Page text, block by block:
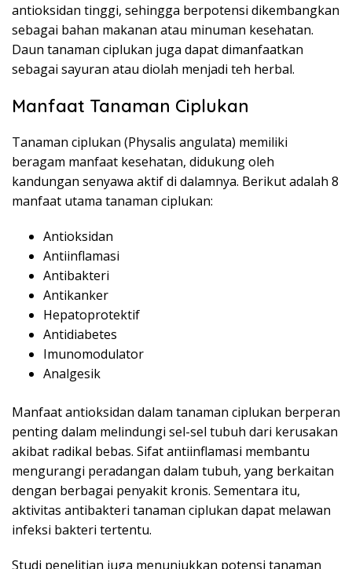
antioksidan tinggi, sehingga berpotensi dikembangkan
sebagai bahan makanan atau minuman kesehatan.
Daun tanaman ciplukan juga dapat dimanfaatkan
sebagai sayuran atau diolah menjadi teh herbal.
Manfaat Tanaman Ciplukan
Tanaman ciplukan (Physalis angulata) memiliki
beragam manfaat kesehatan, didukung oleh
kandungan senyawa aktif di dalamnya. Berikut adalah 8
manfaat utama tanaman ciplukan:
Antioksidan
Antiinflamasi
Antibakteri
Antikanker
Hepatoprotektif
Antidiabetes
Imunomodulator
Analgesik
Manfaat antioksidan dalam tanaman ciplukan berperan
penting dalam melindungi sel-sel tubuh dari kerusakan
akibat radikal bebas. Sifat antiinflamasi membantu
mengurangi peradangan dalam tubuh, yang berkaitan
dengan berbagai penyakit kronis. Sementara itu,
aktivitas antibakteri tanaman ciplukan dapat melawan
infeksi bakteri tertentu.
Studi penelitian juga menunjukkan potensi tanaman